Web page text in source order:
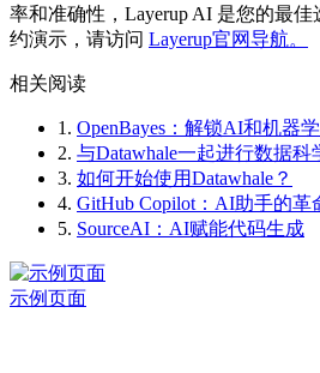
率和准确性，Layerup AI 是您的最
约演示，请访问 Layerup官网导航。
相关阅读
1. OpenBayes：解锁AI和机器
2. 与Datawhale一起进行数据科
3. 如何开始使用Datawhale？
4. GitHub Copilot：AI助手的革
5. SourceAI：AI赋能代码生成
示例页面